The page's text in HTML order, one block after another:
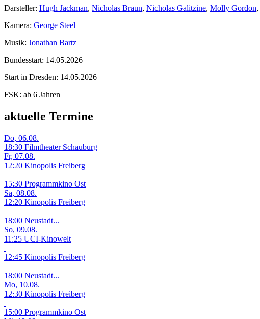
Darsteller: Hugh Jackman, Nicholas Braun, Nicholas Galitzine, Molly Gordon,
Kamera: George Steel
Musik: Jonathan Bartz
Bundesstart: 14.05.2026
Start in Dresden: 14.05.2026
FSK: ab 6 Jahren
aktuelle Termine
Do, 06.08.
18:30 Filmtheater Schauburg
Fr, 07.08.
12:20 Kinopolis Freiberg
15:30 Programmkino Ost
Sa, 08.08.
12:20 Kinopolis Freiberg
18:00 Neustadt...
So, 09.08.
11:25 UCI-Kinowelt
12:45 Kinopolis Freiberg
18:00 Neustadt...
Mo, 10.08.
12:30 Kinopolis Freiberg
15:00 Programmkino Ost